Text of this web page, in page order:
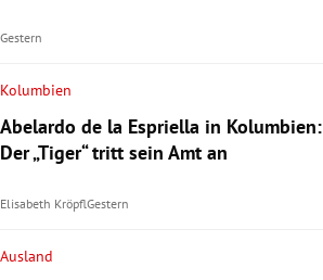
Gestern
Kolumbien
Abelardo de la Espriella in Kolumbien:
Der „Tiger“ tritt sein Amt an
Elisabeth KröpflGestern
Ausland